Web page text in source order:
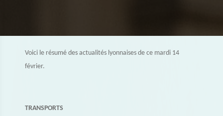
Voici le résumé des actualités lyonnaises de ce mardi 14
février.
TRANSPORTS